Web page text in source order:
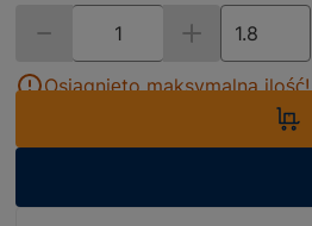
Osiągnięto maksymalną ilość!